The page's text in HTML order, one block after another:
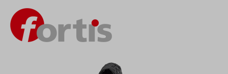
Bildergalerie überspringen